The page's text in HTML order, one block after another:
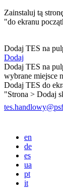
Zainstaluj tą
"do ekranu
Dodaj TES na
Dodaj
Dodaj TES na
wybrane miejsce
Dodaj TES do
"Strona > Dodaj
en
de
es
ua
pt
it